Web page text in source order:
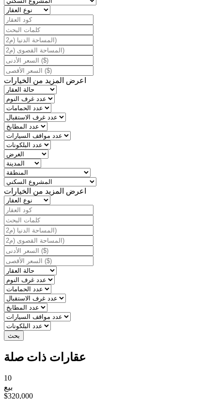
اعرض المزيد من الخيارات
اعرض المزيد من الخيارات
عقارات ذات صلة
10
بيع
$320,000